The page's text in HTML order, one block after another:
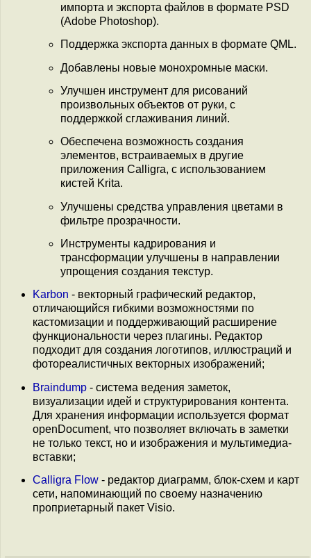
импорта и экспорта файлов в формате PSD
(Adobe Photoshop).
Поддержка экспорта данных в формате QML.
Добавлены новые монохромные маски.
Улучшен инструмент для рисований
произвольных объектов от руки, с
поддержкой сглаживания линий.
Обеспечена возможность создания
элементов, встраиваемых в другие
приложения Calligra, с использованием
кистей Krita.
Улучшены средства управления цветами в
фильтре прозрачности.
Инструменты кадрирования и
трансформации улучшены в направлении
упрощения создания текстур.
Karbon - векторный графический редактор,
отличающийся гибкими возможностями по
кастомизации и поддерживающий расширение
функциональности через плагины. Редактор
подходит для создания логотипов, иллюстраций и
фотореалистичных векторных изображений;
Braindump - система ведения заметок,
визуализации идей и структурирования контента.
Для хранения информации используется формат
openDocument, что позволяет включать в заметки
не только текст, но и изображения и мультимедиа-
вставки;
Calligra Flow - редактор диаграмм, блок-схем и карт
сети, напоминающий по своему назначению
проприетарный пакет Visio.